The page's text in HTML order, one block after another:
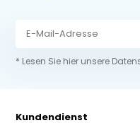
* Lesen Sie hier unsere
Kundendienst